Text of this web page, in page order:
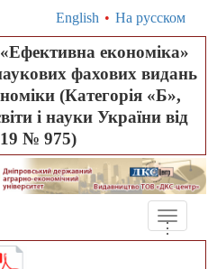
English • На русском
економіка»
фахових видань
(Категорія «Б»,
і науки України від
№ 975)
Toggle
...